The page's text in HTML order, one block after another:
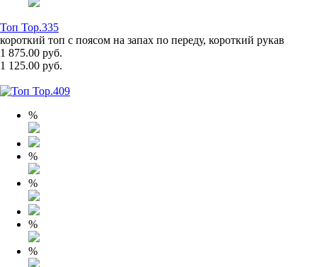
Топ Top.335
короткий топ с поясом на запах по переду, короткий рукав
1 875.00 руб.
1 125.00 руб.
%
%
%
%
%